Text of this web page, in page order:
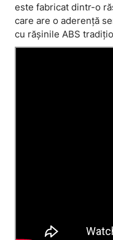
este fabricat dintr-o
care are o aderență
cu rășinile ABS